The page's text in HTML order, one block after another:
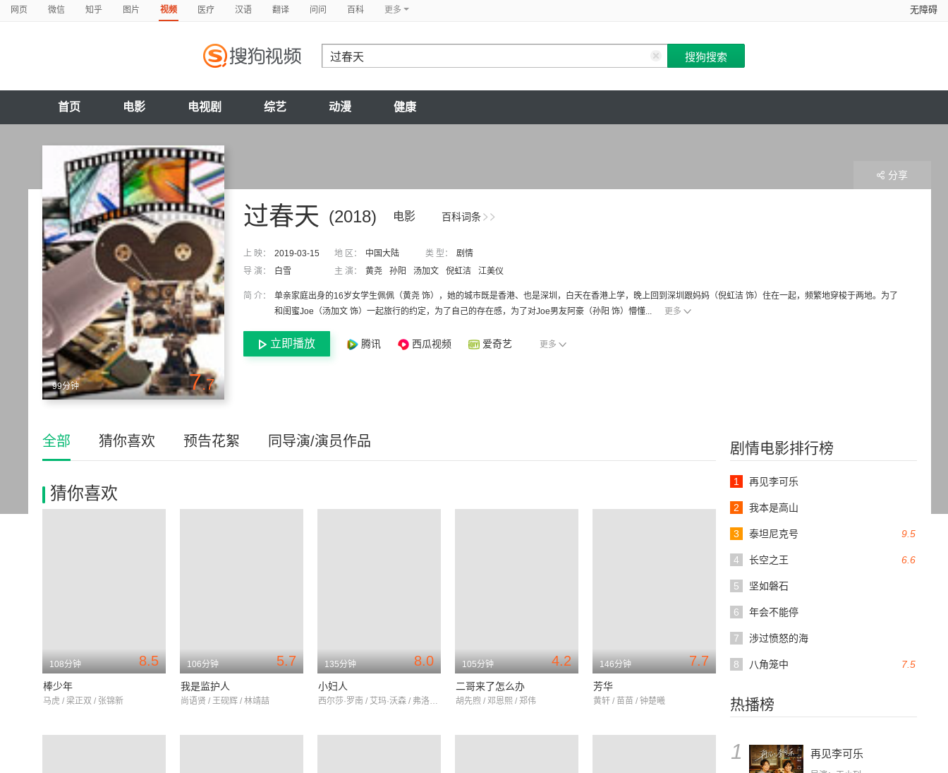
网页 微信 知乎 图片 视频 医疗 汉语 翻译 问问 百科 更多 无障碍
首页 电影 电视剧 综艺 动漫 健康
99分钟 7.7
百科词条
(2018) 电影
过春天
上 映： 2019-03-15 地 区： 中国大陆 类 型：
剧情
导 演：
白雪 主 演： 黄尧 孙阳 汤加文 倪虹洁 江美仪
简 介：
单亲家庭出身的16岁女学生佩佩（黄尧 饰），她的城市既是香港、也是深圳，白天在香港上学，晚上回到深圳跟妈妈（倪虹洁 饰）住在一起，频繁地穿梭于两地。为了
和闺蜜Joe（汤加文 饰）一起旅行的约定，为了自己的存在感，为了对Joe男友阿豪（孙阳 饰）懵懂...
更多
立即播放 腾讯 西瓜视频 爱奇艺 更多
分享
剧情电影排行榜
1 再见李可乐
2 我本是高山
9.5
3 泰坦尼克号
6.6
4 长空之王
5 坚如磐石
6 年会不能停
7 涉过愤怒的海
7.5
8 八角笼中
热播榜
1 再见李可乐
全部 猜你喜欢 预告花絮 同导演/演员作品
猜你喜欢
8.5
108分钟
棒少年
马虎 / 梁正双 / 张锦新
5.7
106分钟
我是监护人
尚语贤 / 王砚辉 / 林靖喆
8.0
135分钟
小妇人
西尔莎·罗南 / 艾玛·沃森 / 弗洛伦丝·皮尤
4.2
105分钟
二哥来了怎么办
胡先煦 / 邓恩熙 / 郑伟
7.7
146分钟
芳华
黄轩 / 苗苗 / 钟楚曦